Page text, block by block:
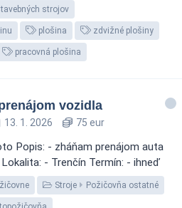
strojov
plošina zdvižné plošiny
pracovná plošina
vozidla
13. 1. 2026 75 eur
Popis: - zháňam prenájom auta
- Trenčín Termín: - ihneď
Stroje Požičovňa ostatné